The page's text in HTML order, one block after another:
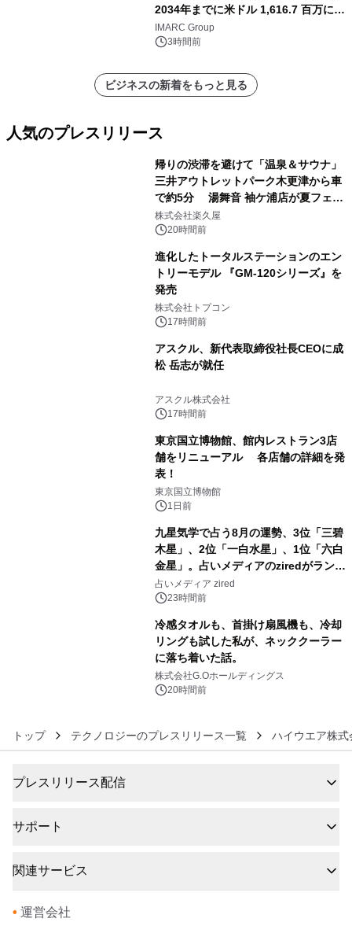
2034年までに米ドル 1,616.7 百万に達
し、CAGR 3.42%で成長すると予測
IMARC Group
3時間前
ビジネスの新着をもっと見る
人気のプレスリリース
帰りの渋滞を避けて「温泉＆サウナ」
三井アウトレットパーク木更津から車
で約5分 湯舞音 袖ケ浦店が夏フェア
メニューを提供
株式会社楽久屋
20時間前
進化したトータルステーションのエン
トリーモデル 『GM-120シリーズ』を
発売
株式会社トプコン
17時間前
アスクル、新代表取締役社長CEOに成
松 岳志が就任
アスクル株式会社
17時間前
東京国立博物館、館内レストラン3店
舗をリニューアル 各店舗の詳細を発
表！
東京国立博物館
1日前
九星気学で占う8月の運勢、3位「三碧
木星」、2位「一白水星」、1位「六白
金星」。占いメディアのziredがランキ
ングを発表
占いメディア zired
23時間前
冷感タオルも、首掛け扇風機も、冷却
リングも試した私が、ネッククーラー
に落ち着いた話。
株式会社G.Oホールディングス
20時間前
トップ テクノロジーのプレスリリース一覧 ハイウエア株式
プレスリリース配信
サポート
関連サービス
• 運営会社